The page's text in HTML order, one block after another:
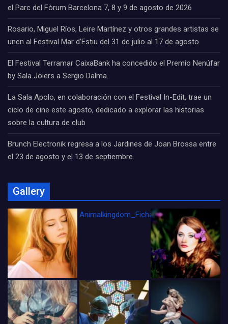
el Parc del Fòrum Barcelona 7, 8 y 9 de agosto de 2026
Rosario, Miguel Ríos, Leire Martínez y otros grandes artistas se
unen al Festival Mar d’Estiu del 31 de julio al 17 de agosto
El Festival Terramar CaixaBank ha concedido el Premio Nenúfar
by Sala Joiers a Sergio Dalma.
La Sala Apolo, en colaboración con el Festival In-Edit, trae un
ciclo de cine este agosto, dedicado a explorar las historias
sobre la cultura de club
Brunch Electronik regresa a los Jardines de Joan Brossa entre
el 23 de agosto y el 13 de septiembre
Gallery
Animalkingdom_FichaCine